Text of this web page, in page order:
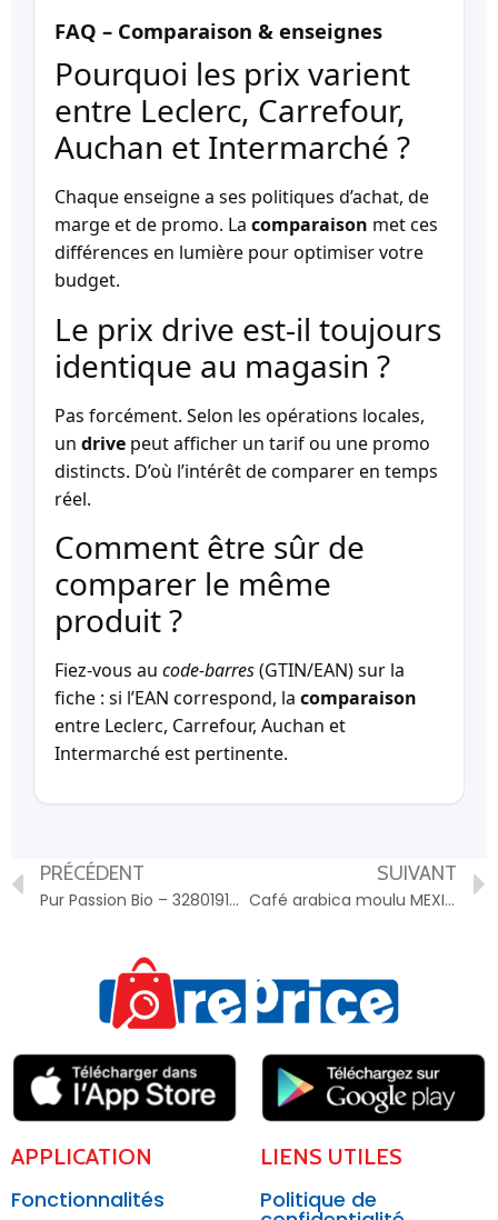
FAQ – Comparaison & enseignes
Pourquoi les prix varient
entre Leclerc, Carrefour,
Auchan et Intermarché ?
Chaque enseigne a ses politiques d’achat, de
marge et de promo. La comparaison met ces
différences en lumière pour optimiser votre
budget.
Le prix drive est-il toujours
identique au magasin ?
Pas forcément. Selon les opérations locales,
un drive peut afficher un tarif ou une promo
distincts. D’où l’intérêt de comparer en temps
réel.
Comment être sûr de
comparer le même
produit ?
Fiez-vous au code-barres(GTIN/EAN) sur la
fiche : si l’EAN correspond, la comparaison
entre Leclerc, Carrefour, Auchan et
Intermarché est pertinente.
PRÉCÉDENT
Pur Passion Bio – 3280191000202
SUIVANT
Café arabica moulu MEXIQUE 250g – 3760226260646
APPLICATION
Fonctionnalités
LIENS UTILES
Politique de